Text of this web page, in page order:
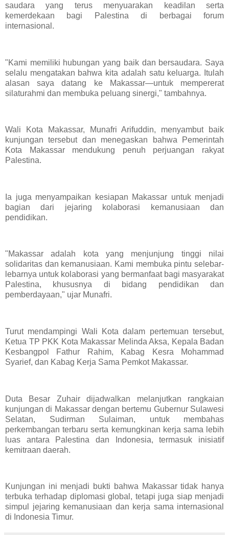
saudara yang terus menyuarakan keadilan serta
kemerdekaan bagi Palestina di berbagai forum
internasional.
"Kami memiliki hubungan yang baik dan bersaudara. Saya
selalu mengatakan bahwa kita adalah satu keluarga. Itulah
alasan saya datang ke Makassar—untuk mempererat
silaturahmi dan membuka peluang sinergi," tambahnya.
Wali Kota Makassar, Munafri Arifuddin, menyambut baik
kunjungan tersebut dan menegaskan bahwa Pemerintah
Kota Makassar mendukung penuh perjuangan rakyat
Palestina.
Ia juga menyampaikan kesiapan Makassar untuk menjadi
bagian dari jejaring kolaborasi kemanusiaan dan
pendidikan.
"Makassar adalah kota yang menjunjung tinggi nilai
solidaritas dan kemanusiaan. Kami membuka pintu selebar-
lebarnya untuk kolaborasi yang bermanfaat bagi masyarakat
Palestina, khususnya di bidang pendidikan dan
pemberdayaan," ujar Munafri.
Turut mendampingi Wali Kota dalam pertemuan tersebut,
Ketua TP PKK Kota Makassar Melinda Aksa, Kepala Badan
Kesbangpol Fathur Rahim, Kabag Kesra Mohammad
Syarief, dan Kabag Kerja Sama Pemkot Makassar.
Duta Besar Zuhair dijadwalkan melanjutkan rangkaian
kunjungan di Makassar dengan bertemu Gubernur Sulawesi
Selatan, Sudirman Sulaiman, untuk membahas
perkembangan terbaru serta kemungkinan kerja sama lebih
luas antara Palestina dan Indonesia, termasuk inisiatif
kemitraan daerah.
Kunjungan ini menjadi bukti bahwa Makassar tidak hanya
terbuka terhadap diplomasi global, tetapi juga siap menjadi
simpul jejaring kemanusiaan dan kerja sama internasional
di Indonesia Timur.